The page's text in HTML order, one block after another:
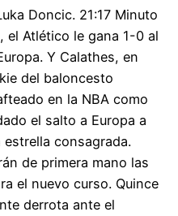
Doncic. 21:17 Minuto
el Atlético le gana 1-0 al
Y Calathes, en
del baloncesto
en la NBA como
el salto a Europa a
consagrada.
de primera mano las
el nuevo curso. Quince
derrota ante el